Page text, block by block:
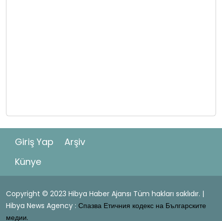
Giriş Yap
Arşiv
Künye
Copyright © 2023 Hibya Haber Ajansı Tüm hakları saklıdır. |
Hibya News Agency : Спазва Етичния кодекс на Българските
медии.